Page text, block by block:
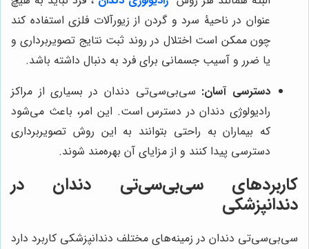
عنوان در ناحیۀ سرد و گردن از زیورآلات فلزی استفاده کند
چون ممکن است اختلال در روند ثبت نتایج تصویربرداری و
یا ضرر و آسیب جسمانی برای فرد به دنبال داشته باشد.
دسترسی آسان: سی‌بی‌سی‌تی دندان در بسیاری از مراکز
رادیولوژی دندان در دسترس است. این امر، باعث می‌شود
که بیماران به راحتی بتوانند به این روش تصویربرداری
دسترسی پیدا کنند و از مزایای آن بهره‌مند شوند.
کاربردهای سی‌بی‌سی‌تی دندان در
دندانپزشکی
سی‌بی‌سی‌تی دندان در زمینه‌های مختلف دندانپزشکی کاربرد دارد